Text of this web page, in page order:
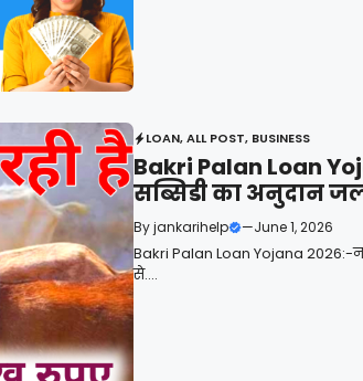
LOAN,ALL POST, BUSINESS
Bakri Palan Loan
सब्सिडी का अनुदान
Byjankarihelp —June 1, 2026
Bakri Palan Loan Yojana
से....